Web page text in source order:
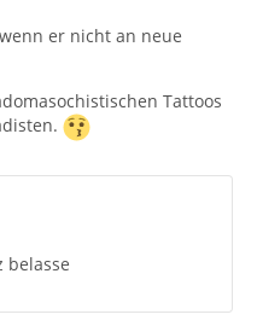
er nicht an neue
Tattoos
belasse